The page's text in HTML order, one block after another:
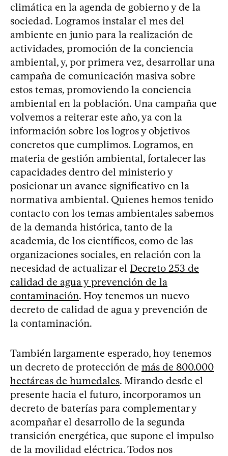
climática en la agenda de gobierno y de la
sociedad. Logramos instalar el mes del
ambiente en junio para la realización de
actividades, promoción de la conciencia
ambiental, y, por primera vez, desarrollar una
campaña de comunicación masiva sobre
estos temas, promoviendo la conciencia
ambiental en la población. Una campaña que
volvemos a reiterar este año, ya con la
información sobre los logros y objetivos
concretos que cumplimos. Logramos, en
materia de gestión ambiental, fortalecer las
capacidades dentro del ministerio y
posicionar un avance significativo en la
normativa ambiental. Quienes hemos tenido
contacto con los temas ambientales sabemos
de la demanda histórica, tanto de la
academia, de los científicos, como de las
organizaciones sociales, en relación con la
necesidad de actualizar el Decreto 253 de
calidad de agua y prevención de la
contaminación. Hoy tenemos un nuevo
decreto de calidad de agua y prevención de
la contaminación.
También largamente esperado, hoy tenemos
un decreto de protección de más de 800.000
hectáreas de humedales. Mirando desde el
presente hacia el futuro, incorporamos un
decreto de baterías para complementar y
acompañar el desarrollo de la segunda
transición energética, que supone el impulso
de la movilidad eléctrica. Todos nos